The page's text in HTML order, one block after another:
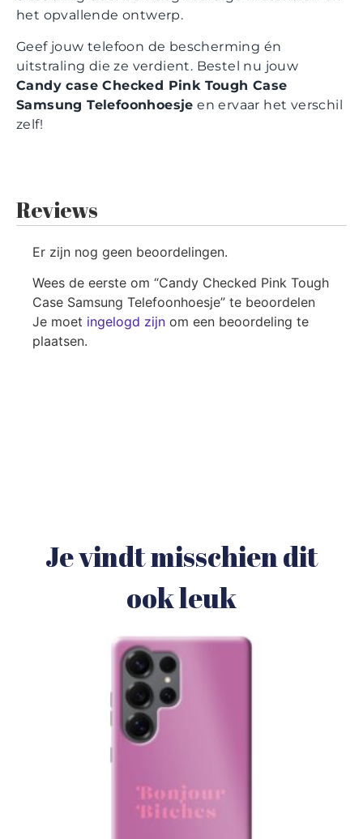
het opvallende ontwerp.
Geef jouw telefoon de bescherming én
uitstraling die ze verdient. Bestel nu jouw
Candy case Checked Pink Tough Case
Samsung Telefoonhoesje en ervaar het verschil
zelf!
Reviews
Er zijn nog geen beoordelingen.
Wees de eerste om “Candy Checked Pink Tough
Case Samsung Telefoonhoesje” te beoordelen
Je moet ingelogd zijn om een beoordeling te
plaatsen.
Je vindt misschien dit
ook leuk